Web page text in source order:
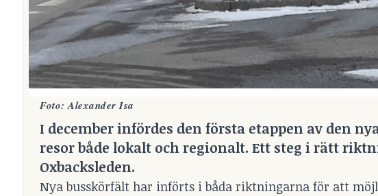
Foto: Alexander Isa
I december infördes den första etappen av den
resor både lokalt och regionalt. Ett steg i rätt
Oxbacksleden.
Nya busskörfält har införts i båda riktningarna för att